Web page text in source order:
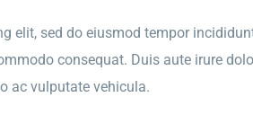
elit, sed do eiusmod tempor
consequat. Duis aute irure
ac vulputate vehicula.